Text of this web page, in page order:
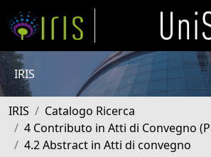
IRIS
IRIS
Catalogo Ricerca
4 Contributo in Atti di Convegno
4.2 Abstract in Atti di convegno